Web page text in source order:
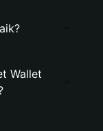
Wallet